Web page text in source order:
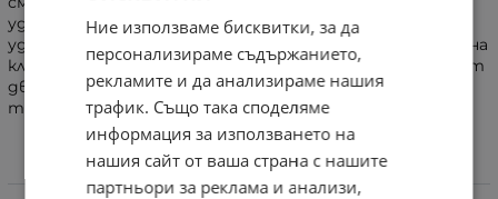
удари. Двойното покритие неутрализира удари, а
удобната стойка позволява да се ползва и за гледане на
клипчета, снимки и др. по време на път. Направен е от
две части – дебела и гъвкава гума, както и дебел
твърд капак.
Характеристики
Ние използваме бисквитки, за да
персонализираме съдържанието,
рекламите и да анализираме нашия
трафик. Също така споделяме
информация за използването на
нашия сайт от ваша страна с нашите
партньори за реклама и анализи,